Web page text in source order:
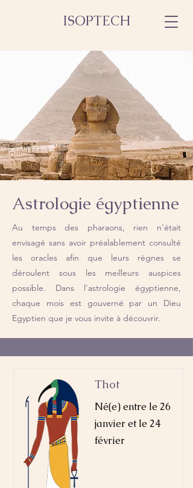
ISOPTECH
Astrologie égyptienne
Au temps des pharaons, rien n'était
envisagé sans avoir préalablement consulté
les oracles afin que leurs règnes se
déroulent sous les meilleurs auspices
possible. Dans l'astrologie égyptienne,
chaque mois est gouverné par un Dieu
Egyptien que je vous invite à découvrir.
Thot
Né(e) entre le 26
janvier et le 24
février